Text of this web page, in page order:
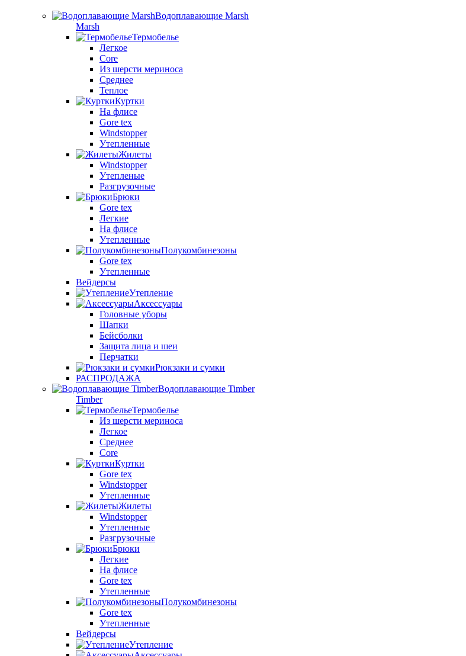
Водоплавающие Marsh
Marsh
Термобелье
Легкое
Core
Из шерсти мериноса
Среднее
Теплое
Куртки
На флисе
Gore tex
Windstopper
Утепленные
Жилеты
Windstopper
Утепленые
Разгрузочные
Брюки
Gore tex
Легкие
На флисе
Утепленные
Полукомбинезоны
Gore tex
Утепленные
Вейдерсы
Утепление
Аксессуары
Головные уборы
Шапки
Бейсболки
Защита лица и шеи
Перчатки
Рюкзаки и сумки
РАСПРОДАЖА
Водоплавающие Timber
Timber
Термобелье
Из шерсти мериноса
Легкое
Среднее
Core
Куртки
Gore tex
Windstopper
Утепленные
Жилеты
Windstopper
Утепленные
Разгрузочные
Брюки
Легкие
На флисе
Gore tex
Утепленные
Полукомбинезоны
Gore tex
Утепленные
Вейдерсы
Утепление